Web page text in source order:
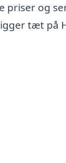
priser og
tæt på